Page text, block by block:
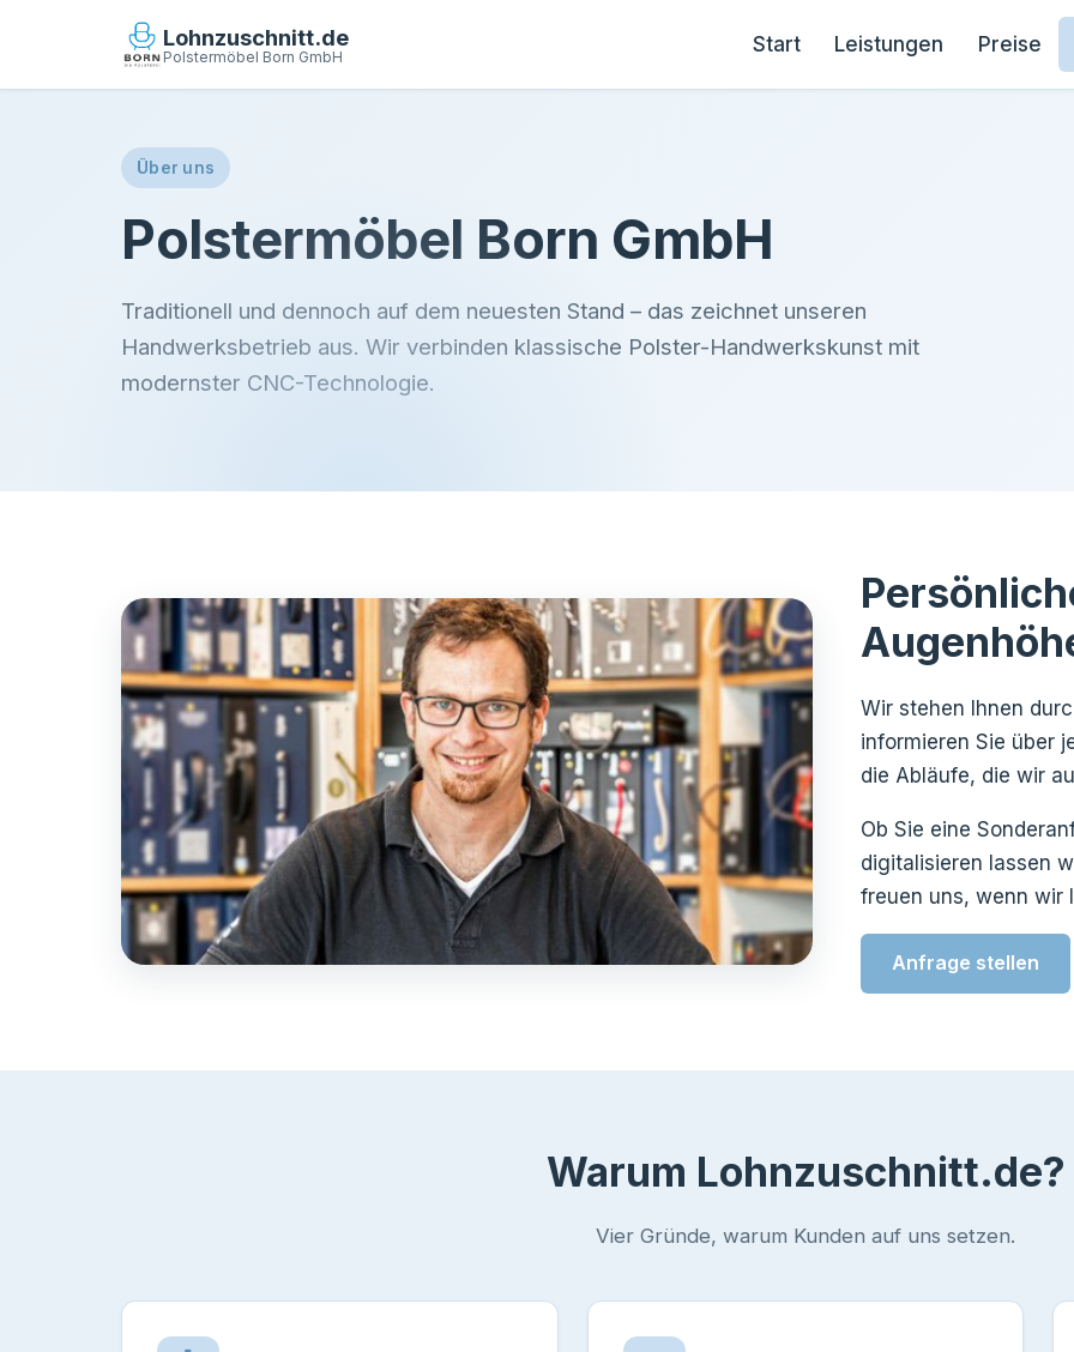
Lohnzuschnitt.de
Polstermöbel Born GmbH Start Leistungen Preise
Über uns
Polstermöbel Born GmbH
Traditionell und dennoch auf dem neuesten Stand – das zeichnet unseren
Handwerksbetrieb aus. Wir verbinden klassische Polster-Handwerkskunst mit
modernster CNC-Technologie.
Wir stehen Ihnen
informieren Sie über
die Abläufe, die wir
Ob Sie eine
digitalisieren lassen
freuen uns, wenn wir
Anfrage stellen
Warum Lohnzuschnitt.de?
Vier Gründe, warum Kunden auf uns setzen.